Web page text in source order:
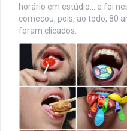
horário em estúdio… e foi
começou, pois, ao todo, 80
foram clicados.